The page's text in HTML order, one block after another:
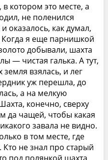
котором это месте, а
не поленился
оказалось, как думал,
я еще парнишкой
добывали, шахта
— чистая галька. А тут,
земля взялась, и лег
уж перешла, до
а на мелкую
конечно, сверху
да чащей, чтобы какая
завала не видно.
в том месте, где
не знал про старый